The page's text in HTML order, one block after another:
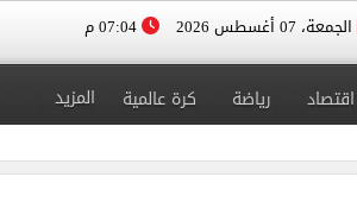
الجمعة، 07 أغسطس 2026
اقتصاد رياضة كرة عالمية المزيد